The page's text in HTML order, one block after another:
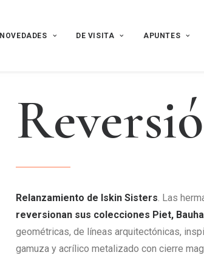
NOVEDADES DE VISITA APUNTES
Reversió
Relanzamiento de Iskin Sisters. Las
reversionan sus colecciones Piet,
geométricas, de líneas arquitectónicas,
gamuza y acrílico metalizado con cierre